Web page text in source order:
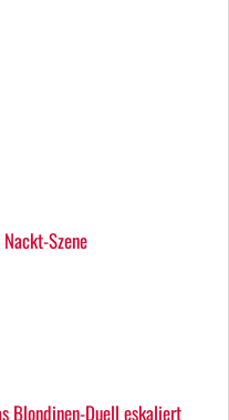
Szene
Blondinen-Duell eskaliert